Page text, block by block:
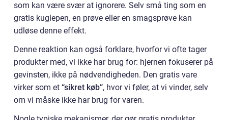
som kan være svær at ignorere. Selv små ting som en
gratis kuglepen, en prøve eller en smagsprøve kan
udløse denne effekt.
Denne reaktion kan også forklare, hvorfor vi ofte tager
produkter med, vi ikke har brug for: hjernen fokuserer på
gevinsten, ikke på nødvendigheden. Den gratis vare
virker som et “sikret køb”, hvor vi føler, at vi vinder, selv
om vi måske ikke har brug for varen.